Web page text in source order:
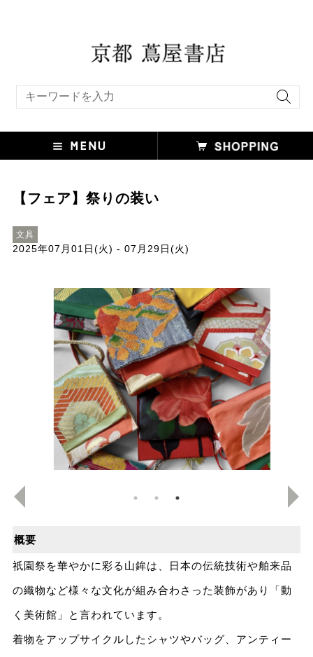
【フェア】祭りの装い
文具
2025年07月01日(火) - 07月29日(火)
概要
祇園祭を華やかに彩る山鉾は、日本の伝統技術や舶来品
の織物など様々な文化が組み合わさった装飾があり「動
く美術館」と言われています。
着物をアップサイクルしたシャツやバッグ、アンティー